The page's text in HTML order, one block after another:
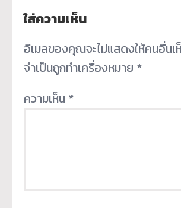
ใส่ความเห็น
อีเมลของคุณจะไม่แสดงให้คนอื่นเ
จำเป็นถูกทำเครื่องหมาย *
ความเห็น *